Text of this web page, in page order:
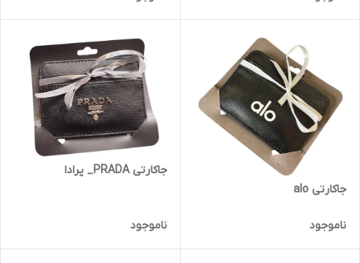
جاکارتی alo
ناموجود
جاکارتی PRADA_ پرادا
ناموجود